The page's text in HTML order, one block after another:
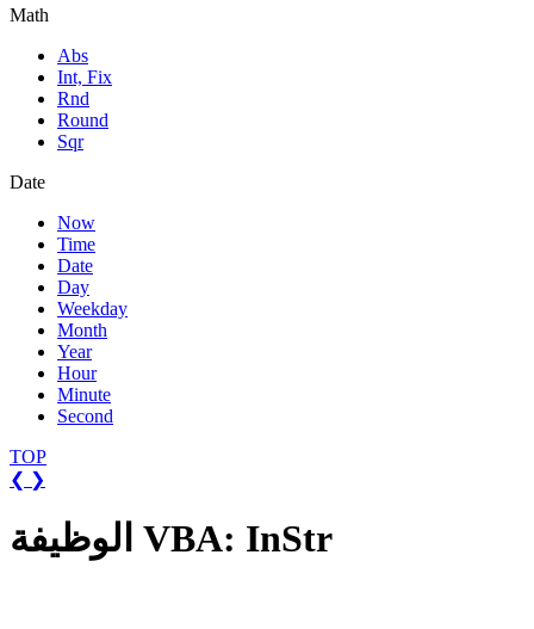
Math
Abs
Int, Fix
Rnd
Round
Sqr
Date
Now
Time
Date
Day
Weekday
Month
Year
Hour
Minute
Second
TOP
❮ ❯
الوظيفة VBA: InStr